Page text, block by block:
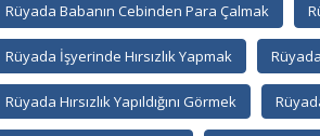
Rüyada Babanın Cebinden Para Çalmak
Rüyada İşyerinde Hırsızlık Yapmak
Rüyada Hırsızlık Yapıldığını Görmek